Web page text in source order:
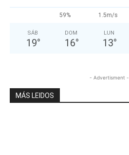
59% 1.5m/s
SÁB
19°
DOM
16°
LUN
13°
- Advertisment -
MÁS LEIDOS